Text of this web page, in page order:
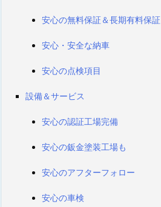
安心の無料保証＆長期有料保証
安心・安全な納車
安心の点検項目
設備＆サービス
安心の認証工場完備
安心の鈑金塗装工場も
安心のアフターフォロー
安心の車検